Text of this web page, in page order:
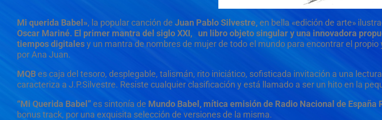
Mi querida Babel», la popular canción de Juan Pablo Silvestre,en bella «edición de arte»
Oscar Mariné. El primer mantra del siglo XXI, un libro objeto singular y una innovadora
tiempos digitalesy un mantra de nombres de mujer de todo el mundo para encontrar el
por Ana Juan.
MQB es caja del tesoro, desplegable, talismán, rito iniciático, sofisticada invitación a una
caracteriza a J.P.Silvestre. Resiste cualquier clasificación y está llamado a ser un hito en la
“Mi Querida Babel”es sintonía de Mundo Babel, mítica emisión de Radio Nacional de España
bonus track, por una exquisita selección de versiones de la misma.